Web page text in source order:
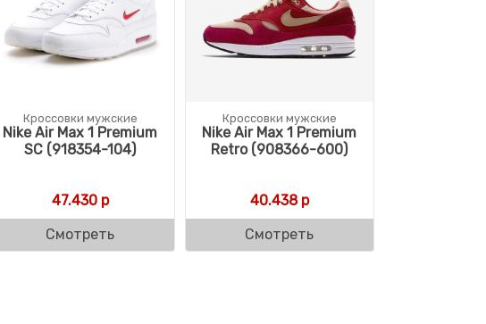
Кроссовки мужские
Nike Air Max 1 Premium
SC (918354-104)
47.430р
Смотреть
Кроссовки мужские
Nike Air Max 1 Premium
Retro (908366-600)
40.438р
Смотреть